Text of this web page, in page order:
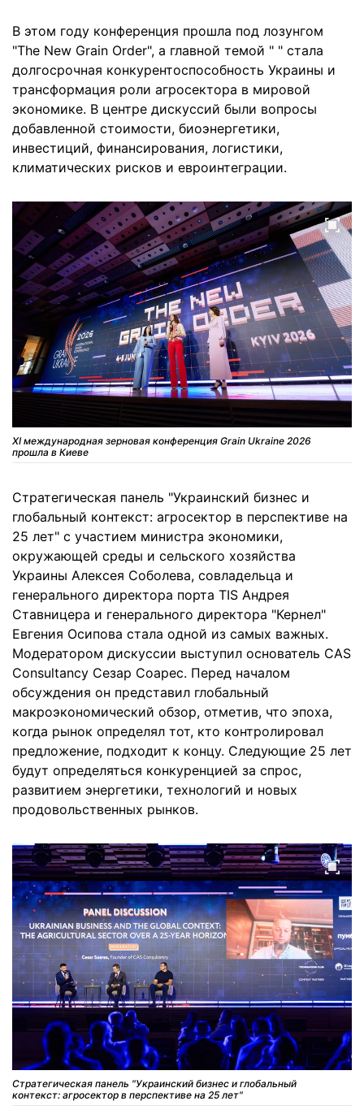
В этом году конференция прошла под лозунгом
"The New Grain Order", а главной темой " " стала
долгосрочная конкурентоспособность Украины и
трансформация роли агросектора в мировой
экономике. В центре дискуссий были вопросы
добавленной стоимости, биоэнергетики,
инвестиций, финансирования, логистики,
климатических рисков и евроинтеграции.
XI международная зерновая конференция Grain Ukraine 2026
прошла в Киеве
Стратегическая панель "Украинский бизнес и
глобальный контекст: агросектор в перспективе на
25 лет" с участием министра экономики,
окружающей среды и сельского хозяйства
Украины Алексея Соболева, совладельца и
генерального директора порта TIS Андрея
Ставницера и генерального директора "Кернел"
Евгения Осипова стала одной из самых важных.
Модератором дискуссии выступил основатель CAS
Consultancy Сезар Соарес. Перед началом
обсуждения он представил глобальный
макроэкономический обзор, отметив, что эпоха,
когда рынок определял тот, кто контролировал
предложение, подходит к концу. Следующие 25 лет
будут определяться конкуренцией за спрос,
развитием энергетики, технологий и новых
продовольственных рынков.
Стратегическая панель "Украинский бизнес и глобальный
контекст: агросектор в перспективе на 25 лет"